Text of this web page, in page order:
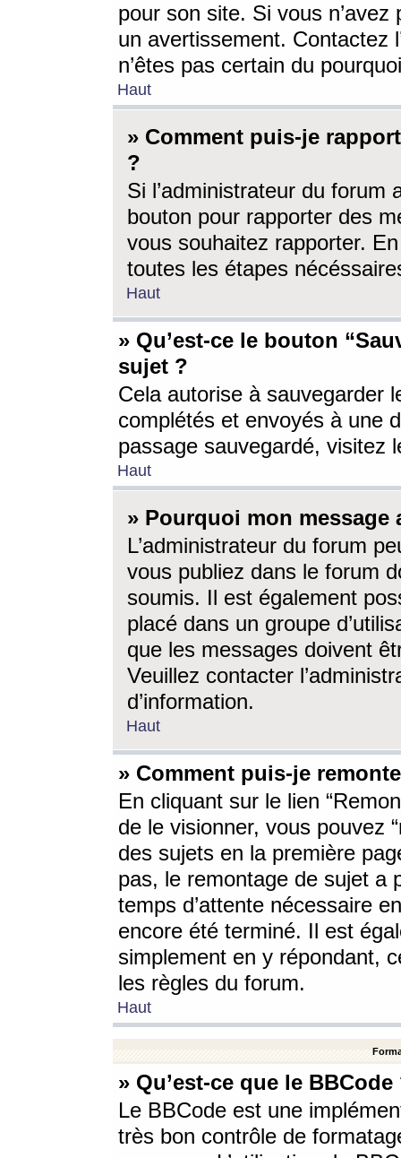
pour son site. Si vous
un avertissement. Contactez
n’êtes pas certain du
Haut
» Comment puis-je
?
Si l’administrateur du forum
bouton pour rapporter des
vous souhaitez rapporter.
toutes les étapes
Haut
» Qu’est-ce le bouton
sujet ?
Cela autorise à sauvegarder
complétés et envoyés à une
passage sauvegardé, visitez
Haut
» Pourquoi mon message
L’administrateur du forum
vous publiez dans le forum
soumis. Il est également
placé dans un groupe
que les messages doivent
Veuillez contacter
d’information.
Haut
» Comment puis-je
En cliquant sur le lien
de le visionner, vous pouvez
des sujets en la première
pas, le remontage de sujet a
temps d’attente nécessaire
encore été terminé. Il est
simplement en y répondant,
les règles du forum.
Haut
» Qu’est-ce que le BBCode
Le BBCode est une
très bon contrôle de